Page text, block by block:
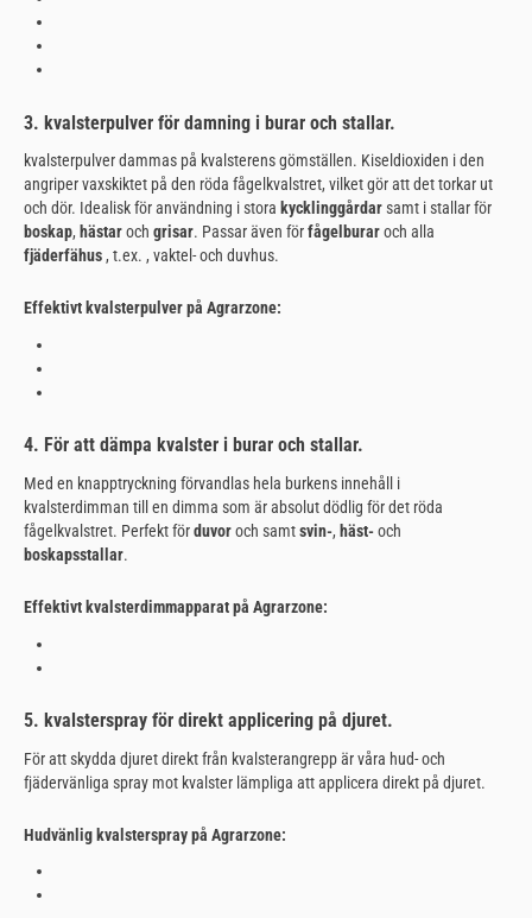
3. kvalsterpulver för damning i burar och stallar.
kvalsterpulver dammas på kvalsterens gömställen. Kiseldioxiden i den
angriper vaxskiktet på den röda fågelkvalstret, vilket gör att det torkar ut
och dör. Idealisk för användning i stora kycklinggårdarsamt i stallar för
boskap, hästaroch grisar. Passar även förfågelburaroch alla
fjäderfähus, t.ex. , vaktel- och duvhus.
Effektivt kvalsterpulver på Agrarzone:
4. För att dämpa kvalster i burar och stallar.
Med en knapptryckning förvandlas hela burkens innehåll i
kvalsterdimman till en dimma som är absolut dödlig för det röda
fågelkvalstret. Perfekt förduvoroch samtsvin-, häst-och
boskapsstallar.
Effektivt kvalsterdimmapparat på Agrarzone:
5. kvalsterspray för direkt applicering på djuret.
För att skydda djuret direkt från kvalsterangrepp är våra hud- och
fjädervänliga spray mot kvalster lämpliga att applicera direkt på djuret.
Hudvänlig kvalsterspray på Agrarzone: